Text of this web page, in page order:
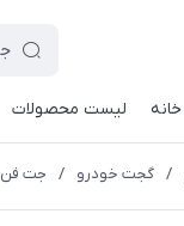
خانه لیست محصولات
/ گجت خودرو / جت فن